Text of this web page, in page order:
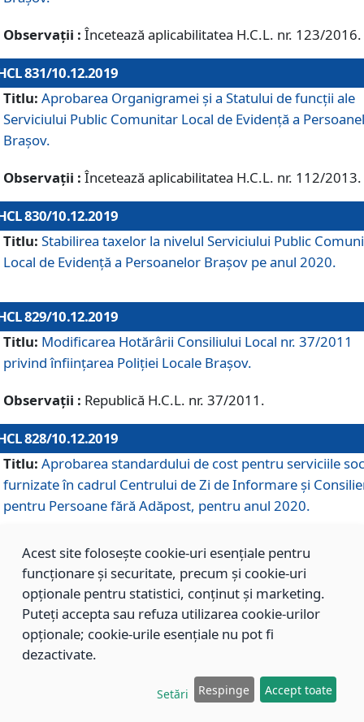
Observații : Încetează aplicabilitatea H.C.L. nr. 123/2016.
831/10.12.2019
Titlu: Aprobarea Organigramei și a Statului de funcții ale
Serviciului Public Comunitar Local de Evidență a
Brașov.
Observații : Încetează aplicabilitatea H.C.L. nr. 112/2013.
830/10.12.2019
Titlu: Stabilirea taxelor la nivelul Serviciului Public
Local de Evidenţă a Persoanelor Braşov pe anul 2020.
829/10.12.2019
Titlu: Modificarea Hotărârii Consiliului Local nr. 37/2011
privind înființarea Poliției Locale Brașov.
Observații : Republică H.C.L. nr. 37/2011.
828/10.12.2019
Titlu: Aprobarea standardului de cost pentru serviciile
furnizate în cadrul Centrului de Zi de Informare și
pentru Persoane fără Adăpost, pentru anul 2020.
827/10.12.2019
Aprobarea standardului de cost pentru serviciile
furnizate în cadrul Centrului Rezidențial pentru Persoane
Adăpost, pentru anul 2020.
Aprobarea standardului de cost pentru serviciile
Acest site folosește cookie-uri esențiale pentru
funcționare și securitate, precum și cookie-uri
opționale pentru statistici, conținut și marketing.
Puteți accepta sau refuza utilizarea cookie-urilor
opționale; cookie-urile esențiale nu pot fi
dezactivate.
Setări Respinge Accept toate